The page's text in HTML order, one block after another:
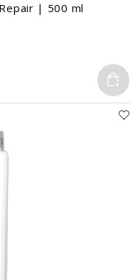
| 500 ml